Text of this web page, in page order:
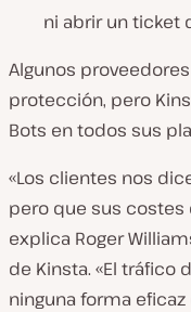
ni abrir un ticket
Algunos
protección, pero
Bots en todos sus
«Los clientes nos
pero que sus costes
explica Roger
de Kinsta. «El tráfico
ninguna forma